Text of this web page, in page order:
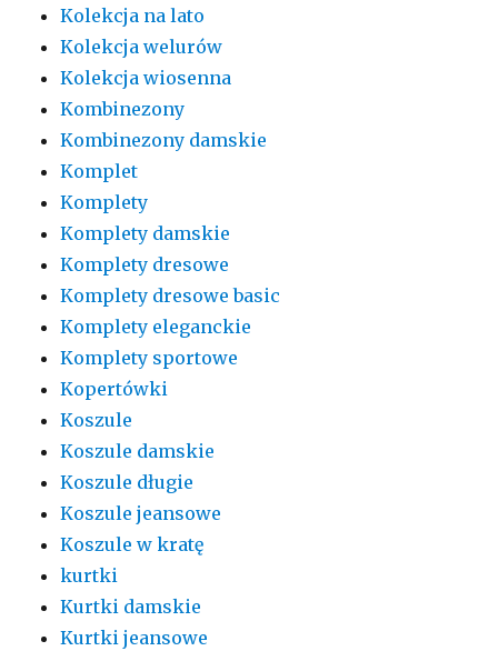
Kolekcja na lato
Kolekcja welurów
Kolekcja wiosenna
Kombinezony
Kombinezony damskie
Komplet
Komplety
Komplety damskie
Komplety dresowe
Komplety dresowe basic
Komplety eleganckie
Komplety sportowe
Kopertówki
Koszule
Koszule damskie
Koszule długie
Koszule jeansowe
Koszule w kratę
kurtki
Kurtki damskie
Kurtki jeansowe